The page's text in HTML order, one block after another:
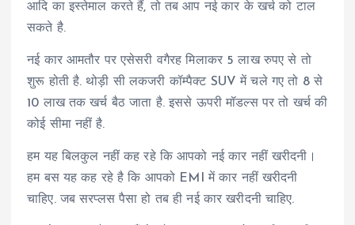
आदि का इस्तेमाल करते हैं, तो तब आप नई कार के खर्च को टाल
सकते है.
नई कार आमतौर पर एसेसरी वगैरह मिलाकर 5 लाख रुपए से तो
शुरू होती है. थोड़ी सी लकजरी कॉम्पैक्ट SUV में चले गए तो 8 से
10 लाख तक खर्च बैठ जाता है. इससे ऊपरी मॉडल्स पर तो खर्च की
कोई सीमा नहीं है.
हम यह बिलकुल नहीं कह रहे कि आपको नई कार नहीं खरीदनी।
हम बस यह कह रहे है कि आपको EMI में कार नहीं खरीदनी
चाहिए. जब सरप्लस पैसा हो तब ही नई कार खरीदनी चाहिए.